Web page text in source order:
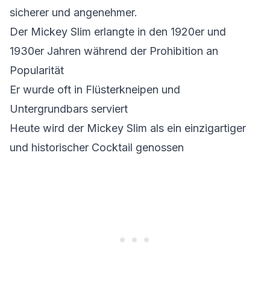
sicherer und angenehmer.
Der Mickey Slim erlangte in den 1920er und
1930er Jahren während der Prohibition an
Popularität
Er wurde oft in Flüsterkneipen und
Untergrundbars serviert
Heute wird der Mickey Slim als ein einzigartiger
und historischer Cocktail genossen